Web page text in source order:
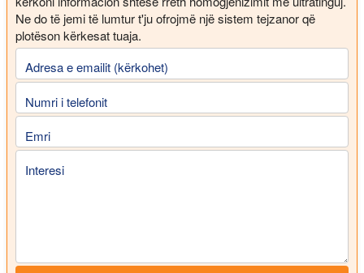
Ne do të jemi të lumtur t'ju ofrojmë një sistem tejzanor që
plotëson kërkesat tuaja.
Adresa e emailit (kërkohet)
Numri i telefonit
Emri
Interesi